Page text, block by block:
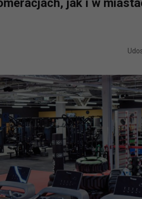
jak i w